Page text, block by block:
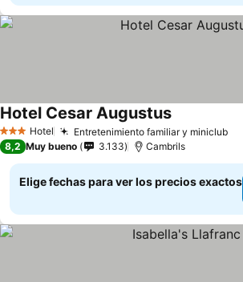
3 Estrellas
Hotel Entretenimiento familiar y miniclub
Hotel Cesar Augustus
8,2 Muy bueno 3.133 Cambrils
Elige fechas para ver los precios exactos